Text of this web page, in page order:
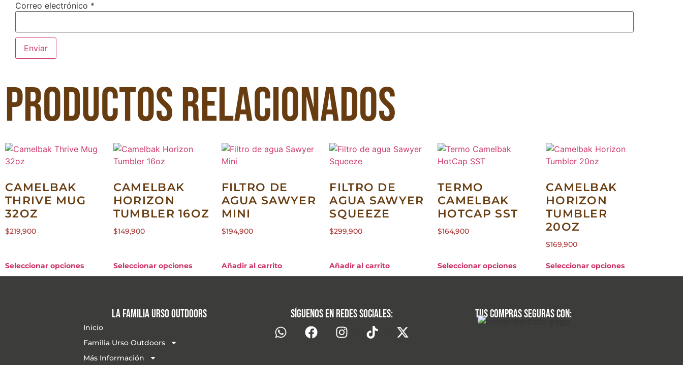
Correo electrónico *
Productos relacionados
CAMELBAK
THRIVE MUG
32OZ
$219,900
Seleccionar opciones
CAMELBAK
HORIZON
TUMBLER 16OZ
$149,900
Seleccionar opciones
FILTRO DE
AGUA SAWYER
MINI
$194,900
Añadir al carrito
FILTRO DE
AGUA SAWYER
SQUEEZE
$299,900
Añadir al carrito
TERMO
CAMELBAK
HOTCAP SST
$164,900
Seleccionar opciones
CAMELBAK
HORIZON
TUMBLER
20OZ
$169,900
Seleccionar opciones
La familia Urso Outdoors
Inicio
Familia Urso Outdoors
Más Información
Síguenos en redes sociales: Tus compras seguras con: